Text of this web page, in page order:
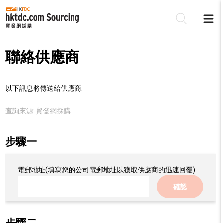
聯絡供應商
以下訊息將傳送給供應商:
查詢來源: 貿發網採購
步驟一
電郵地址(填寫您的公司電郵地址以獲取供應商的迅速回覆)
確認